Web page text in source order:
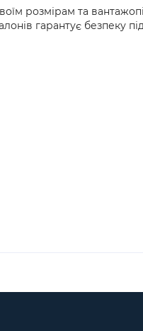
розмірам та
гарантує безпеку